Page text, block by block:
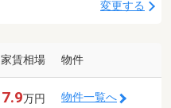
変更する
家賃相場 物件
7.9万円 物件一覧へ